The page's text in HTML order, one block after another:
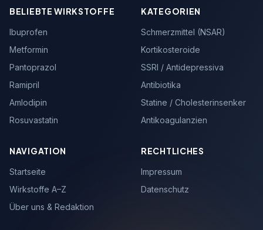
BELIEBTE WIRKSTOFFE
Ibuprofen
Metformin
Pantoprazol
Ramipril
Amlodipin
Rosuvastatin
KATEGORIEN
Schmerzmittel (NSAR)
Kortikosteroide
SSRI / Antidepressiva
Antibiotika
Statine / Cholesterinsenker
Antikoagulanzien
NAVIGATION
Startseite
Wirkstoffe A–Z
Über uns & Redaktion
RECHTLICHES
Impressum
Datenschutz